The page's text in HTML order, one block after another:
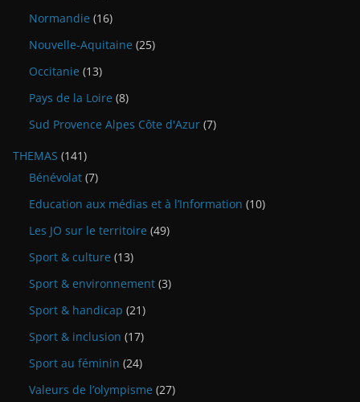
Normandie (16)
Nouvelle-Aquitaine (25)
Occitanie (13)
Pays de la Loire (8)
Sud Provence Alpes Côte d'Azur (7)
THEMAS (141)
Bénévolat (7)
Education aux médias et à l’Information (10)
Les JO sur le territoire (49)
Sport & culture (13)
Sport & environnement (3)
Sport & handicap (21)
Sport & inclusion (17)
Sport au féminin (24)
Valeurs de l’olympisme (27)